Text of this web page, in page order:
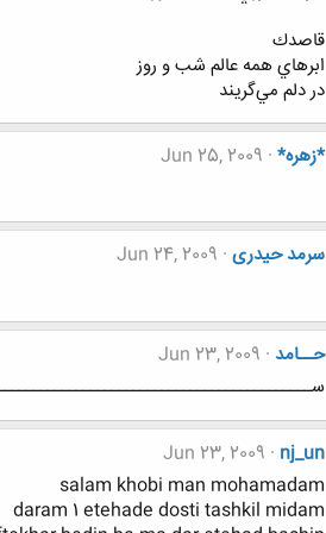
قاصدك
ابرهاي همه عالم شب و روز
در دلم مي‌گريند
*زهره* Jun 25, 2009
سرمد حیدری Jun 24, 2009
حــامد Jun 23, 2009
nj_un
Jun 23, 2009
salam khobi man mohamadam
daram 1 etehade dosti tashkil midam